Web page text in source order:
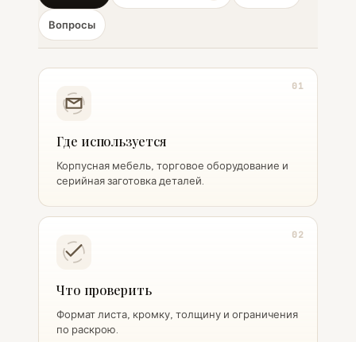
Вопросы
01
Где используется
Корпусная мебель, торговое оборудование и
серийная заготовка деталей.
02
Что проверить
Формат листа, кромку, толщину и ограничения
по раскрою.